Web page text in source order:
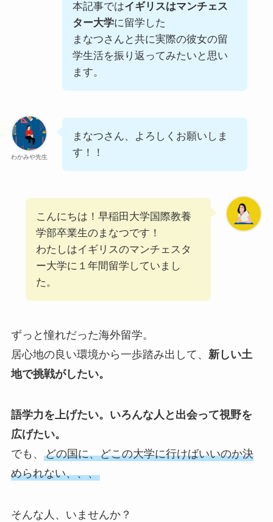
本記事ではイギリスはマンチェス
ター大学に留学した
まなつさんと共に実際の彼女の留
学生活を振り返ってみたいと思い
ます。
わかみや先生
まなつさん、よろしくお願いしま
す！！
こんにちは！早稲田大学国際教養
学部卒業生のまなつです！
わたしはイギリスのマンチェスタ
ー大学に１年間留学していまし
た。
ずっと憧れだった海外留学。
居心地の良い環境から一歩踏み出して、 新しい土
地で挑戦がしたい。
語学力を上げたい。いろんな人と出会って視野を
広げたい。
でも、 どの国に、どこの大学に行けばいいのか決
められない、、、
そんな人、いませんか？